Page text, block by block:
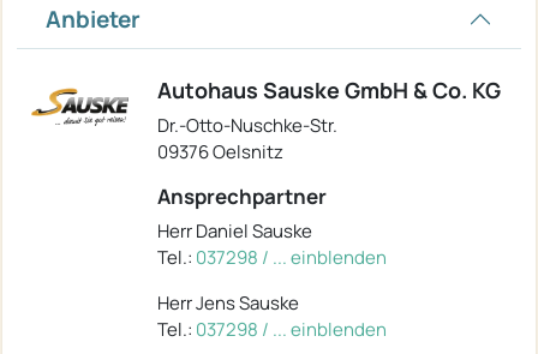
Anbieter
Autohaus Sauske GmbH & Co. KG
Dr.-Otto-Nuschke-Str.
09376 Oelsnitz
Ansprechpartner
Herr Daniel Sauske
Tel.: 037298 / ... einblenden
Herr Jens Sauske
Tel.: 037298 / ... einblenden